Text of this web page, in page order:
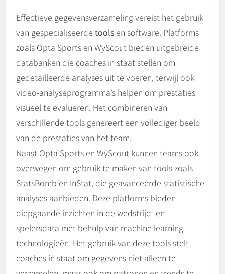
Effectieve gegevensverzameling vereist het gebruik
van gespecialiseerde tools en software. Platforms
zoals Opta Sports en WyScout bieden uitgebreide
databanken die coaches in staat stellen om
gedetailleerde analyses uit te voeren, terwijl ook
video-analyseprogramma’s helpen om prestaties
visueel te evalueren. Het combineren van
verschillende tools genereert een vollediger beeld
van de prestaties van het team.
Naast Opta Sports en WyScout kunnen teams ook
overwegen om gebruik te maken van tools zoals
StatsBomb en InStat, die geavanceerde statistische
analyses aanbieden. Deze platforms bieden
diepgaande inzichten in de wedstrijd- en
spelersdata met behulp van machine learning-
technologieën. Het gebruik van deze tools stelt
coaches in staat om gegevens niet alleen te